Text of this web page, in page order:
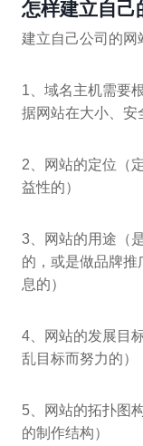
怎样建立自己
建立自己公司的网
1、域名主机需要
据网站在大小、安
2、网站的定位（
益性的）
3、网站的用途（
的，或是做品牌
息的）
4、网站的发展目
乱目标而努力的）
5、网站的拓扑图
的制作结构）